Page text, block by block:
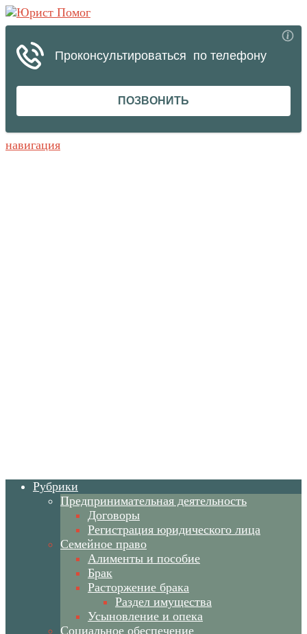
навигация
Рубрики
Предпринимательная деятельность
Договоры
Регистрация юридического лица
Семейное право
Алименты и пособие
Брак
Расторжение брака
Раздел имущества
Усыновление и опека
Социальное обеспечение